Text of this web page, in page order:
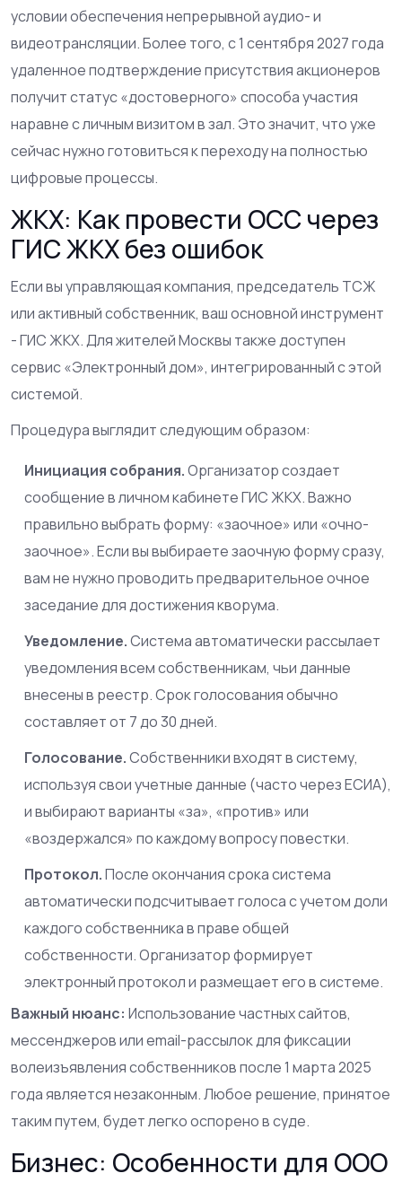
условии обеспечения непрерывной аудио- и
видеотрансляции. Более того, с 1 сентября 2027 года
удаленное подтверждение присутствия акционеров
получит статус «достоверного» способа участия
наравне с личным визитом в зал. Это значит, что уже
сейчас нужно готовиться к переходу на полностью
цифровые процессы.
ЖКХ: Как провести ОСС через
ГИС ЖКХ без ошибок
Если вы управляющая компания, председатель ТСЖ
или активный собственник, ваш основной инструмент
-ГИС ЖКХ. Для жителей Москвы также доступен
сервис «Электронный дом», интегрированный с этой
системой.
Процедура выглядит следующим образом:
Инициация собрания.Организатор создает
сообщение в личном кабинете ГИС ЖКХ. Важно
правильно выбрать форму: «заочное» или «очно-
заочное». Если вы выбираете заочную форму сразу,
вам не нужно проводить предварительное очное
заседание для достижения кворума.
Уведомление.Система автоматически рассылает
уведомления всем собственникам, чьи данные
внесены в реестр. Срок голосования обычно
составляет от 7 до 30 дней.
Голосование.Собственники входят в систему,
используя свои учетные данные (часто через ЕСИА),
и выбирают варианты «за», «против» или
«воздержался» по каждому вопросу повестки.
Протокол.После окончания срока система
автоматически подсчитывает голоса с учетом доли
каждого собственника в праве общей
собственности. Организатор формирует
электронный протокол и размещает его в системе.
Важный нюанс: Использование частных сайтов,
мессенджеров или email-рассылок для фиксации
волеизъявления собственников после 1 марта 2025
года является незаконным. Любое решение, принятое
таким путем, будет легко оспорено в суде.
Бизнес: Особенности для ООО